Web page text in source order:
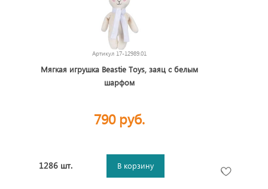
Артикул 17-12989.01
Мягкая игрушка Beastie Toys, заяц с белым
шарфом
790 руб.
1286 шт. В корзину